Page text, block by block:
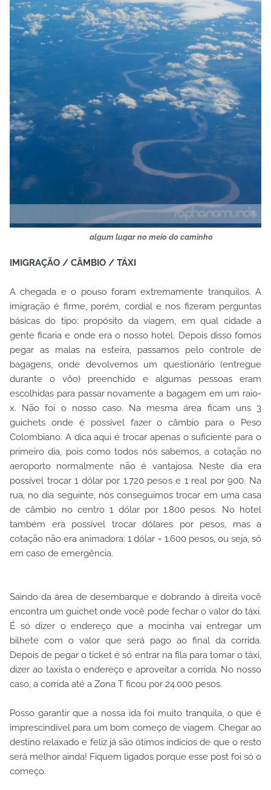
algum lugar no meio do caminho
IMIGRAÇÃO / CÂMBIO / TÁXI
A chegada e o pouso foram extremamente tranquilos. A
imigração é firme, porém, cordial e nos fizeram perguntas
básicas do tipo: propósito da viagem, em qual cidade a
gente ficaria e onde era o nosso hotel. Depois disso fomos
pegar as malas na esteira, passamos pelo controle de
bagagens, onde devolvemos um questionário (entregue
durante o vôo) preenchido e algumas pessoas eram
escolhidas para passar novamente a bagagem em um raio-
x. Não foi o nosso caso. Na mesma área ficam uns 3
guichets onde é possível fazer o câmbio para o Peso
Colombiano. A dica aqui é trocar apenas o suficiente para o
primeiro dia, pois como todos nós sabemos, a cotação no
aeroporto normalmente não é vantajosa. Neste dia era
possível trocar 1 dólar por 1.720 pesos e 1 real por 900. Na
rua, no dia seguinte, nós conseguimos trocar em uma casa
de câmbio no centro 1 dólar por 1.800 pesos. No hotel
também era possível trocar dólares por pesos, mas a
cotação não era animadora: 1 dólar = 1.600 pesos, ou seja, só
em caso de emergência.
Saindo da área de desembarque e dobrando à direita você
encontra um guichet onde você pode fechar o valor do táxi.
É só dizer o endereço que a mocinha vai entregar um
bilhete com o valor que será pago ao final da corrida.
Depois de pegar o ticket é só entrar na fila para tomar o táxi,
dizer ao taxista o endereço e aproveitar a corrida. No nosso
caso, a corrida até a Zona T ficou por 24.000 pesos.
Posso garantir que a nossa ida foi muito tranquila, o que é
imprescindível para um bom começo de viagem. Chegar ao
destino relaxado e feliz já são ótimos indícios de que o resto
será melhor ainda! Fiquem ligados porque esse post foi só o
começo.